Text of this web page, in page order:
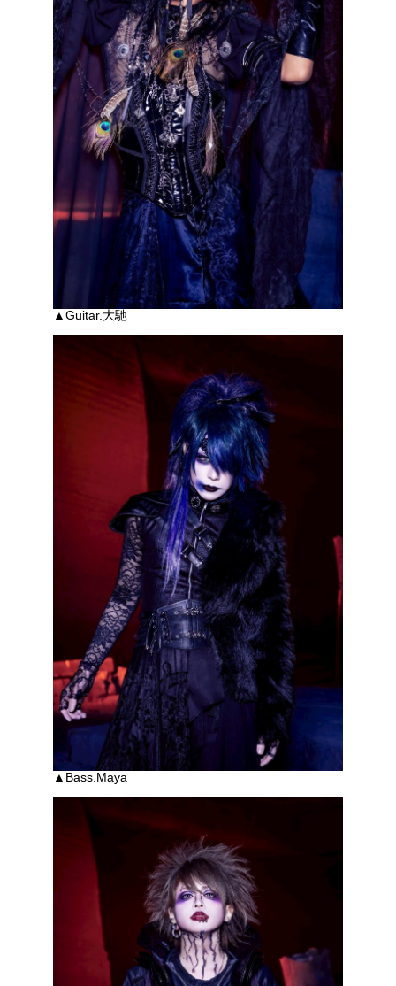
▲Guitar.大馳
▲Bass.Maya